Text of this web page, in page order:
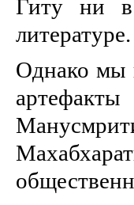
Гиту ни в
литературе.
Однако мы